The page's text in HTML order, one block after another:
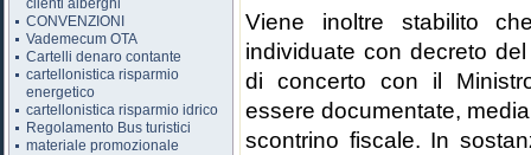
clienti alberghi
CONVENZIONI
Vademecum OTA
Cartelli denaro contante
cartellonistica risparmio
energetico
cartellonistica risparmio idrico
Regolamento Bus turistici
materiale promozionale
Viene inoltre stabilito
individuate con decreto
di concerto con il
essere documentate,
scontrino fiscale. In